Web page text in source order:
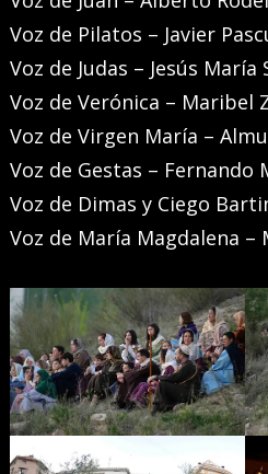
Voz de Pilatos – Javier
Voz de Judas – Jesús María
Voz de Verónica – Maribel
Voz de Virgen María –
Voz de Gestas – Fernando
Voz de Dimas y Ciego
Voz de María Magdalena –